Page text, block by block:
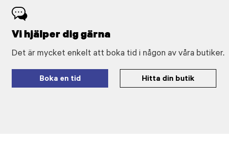
Vi hjälper dig gärna
Det är mycket enkelt att boka tid i någon av våra butiker.
Boka en tid Hitta din butik